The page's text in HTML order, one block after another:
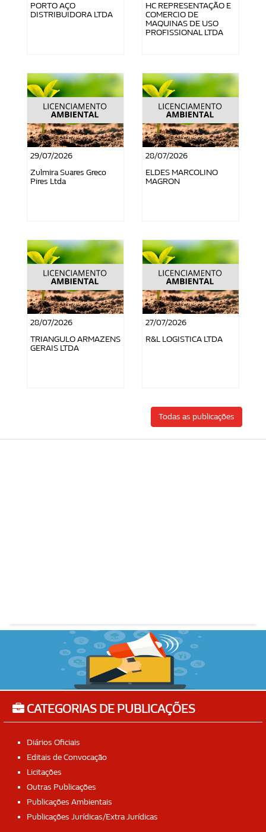
PORTO AÇO
DISTRIBUIDORA LTDA
HC REPRESENTAÇÃO E
COMERCIO DE
MAQUINAS DE USO
PROFISSIONAL LTDA
29/07/2026
Zulmira Suares Greco
Pires Ltda
28/07/2026
ELDES MARCOLINO
MAGRON
28/07/2026
TRIANGULO ARMAZENS
GERAIS LTDA
27/07/2026
R&L LOGISTICA LTDA
Todas as publicações
CATEGORIAS DE PUBLICAÇÕES
Diários Oficiais
Editais de Convocação
Licitações
Outras Publicações
Publicações Ambientais
Publicações Jurídicas/Extra Jurídicas